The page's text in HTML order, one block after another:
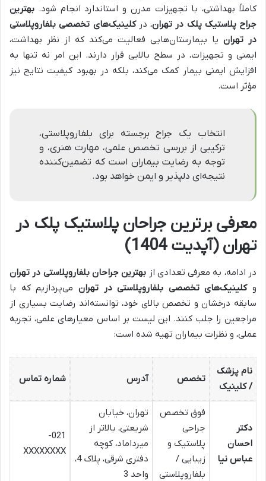
کاملاً بهداشتی، با تجهیزات مدرن و استاندارد انجام شود. بهترین
جراح پلاستیک پلک در تهران، درکلینیک‌های تخصصی بلفاروپلاستی
در تهران یا بیمارستان‌هایی فعالیت می‌کند که از نظر بهداشت،
ایمنی و تجهیزات، در سطح بالایی قرار دارند. این امر نه تنها به
افزایش ایمنی بیمار کمک می‌کند، بلکه در بهبود کیفیت نتایج نیز
مؤثر است.
انتخاب یک جراح برجسته برای بلفاروپلاستی،
ترکیبی از بررسی تخصص علمی، مهارت هنری، و
توجه به رضایت بیماران است که تضمین‌کننده
نتیجه‌ای دلپذیر و ایمن خواهد بود.
معرفی برترین جراحان پلاستیک پلک در
تهران (آپدیت 1404)
در ادامه، به معرفی تعدادی از بهترین جراحان بلفاروپلاستی در تهران
وکلینیک‌های تخصصی بلفاروپلاستی در تهران می‌پردازیم که با
سابقه درخشان و تخصص بالای خود، توانسته‌اند رضایت بسیاری از
مراجعین را جلب کنند. این لیست بر اساس معیارهای علمی، تجربه
عملی، و نظرات بیماران تهیه شده است:
نام پزشک
/ کلینیک
تخصص آدرس شماره تماس
دکتر
احسان
عباس نیا
فوق تخصص
جراحی
پلاستیک و
زیبایی /
بلفاروپلاستی
تهران، خیابان
شریعتی، بالاتر از
میرداماد، کوچه
دفتری شرقی، پلاک 4،
واحد 3
021-
XXXXXXXX